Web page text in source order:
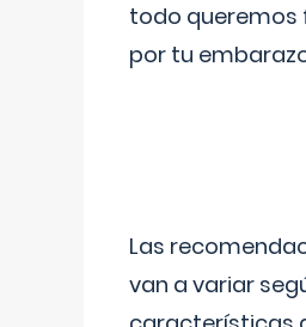
todo queremos
por tu
Las
van a variar